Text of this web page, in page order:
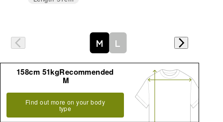
M L
158cm 51kgRecommended
M
Find out more on your body
type